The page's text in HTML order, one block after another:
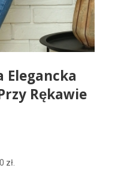
Elegancka
Rękawie
zł.